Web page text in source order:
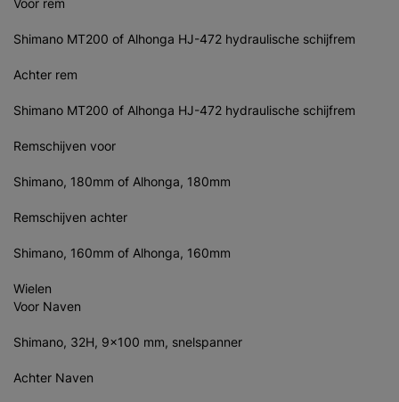
Voor rem
Shimano MT200 of Alhonga HJ-472 hydraulische schijfrem
Achter rem
Shimano MT200 of Alhonga HJ-472 hydraulische schijfrem
Remschijven voor
Shimano, 180mm of Alhonga, 180mm
Remschijven achter
Shimano, 160mm of Alhonga, 160mm
Wielen
Voor Naven
Shimano, 32H, 9x100 mm, snelspanner
Achter Naven